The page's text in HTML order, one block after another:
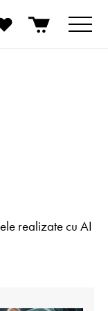
realizate cu AI